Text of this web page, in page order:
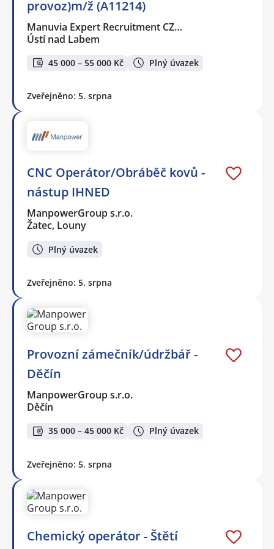
provoz)m/ž (A11214)
Manuvia Expert Recruitment CZ…
Ústí nad Labem
45 000 – 55 000 Kč Plný úvazek
Zveřejněno: 5. srpna
CNC Operátor/Obráběč kovů -
nástup IHNED
ManpowerGroup s.r.o.
Žatec, Louny
Plný úvazek
Zveřejněno: 5. srpna
Provozní zámečník/údržbář -
Děčín
ManpowerGroup s.r.o.
Děčín
35 000 – 45 000 Kč Plný úvazek
Zveřejněno: 5. srpna
Chemický operátor - Štětí